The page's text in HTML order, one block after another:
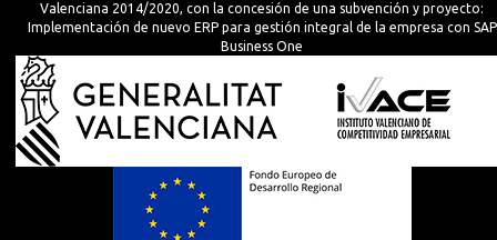
Valenciana 2014/2020, con la concesión de una subvención y proyecto:
Implementación de nuevo ERP para gestión integral de la empresa con SAP
Business One